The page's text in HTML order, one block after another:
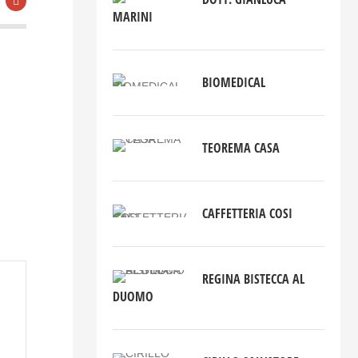
MARINI
BIOMEDICAL
TEOREMA CASA
CAFFETTERIA COSI
REGINA BISTECCA AL
DUOMO